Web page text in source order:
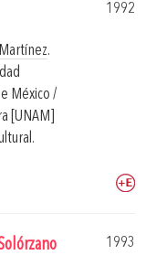
1992
.
México /
[UNAM]
1993